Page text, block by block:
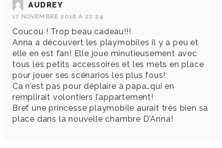
AUDREY
17 NOVEMBRE 2016 À 22:24
Coucou ! Trop beau cadeau!!!
Anna a découvert les playmobiles il y a peu et
elle en est fan! Elle joue minutieusement avec
tous les petits accessoires et les mets en place
pour jouer ses scénarios les plus fous!
Ca n’est pas pour déplaire à papa…qui en
remplirait volontiers l’appartement!
Bref une princesse playmobile aurait très bien sa
place dans la nouvelle chambre D’Anna!